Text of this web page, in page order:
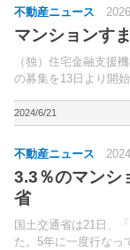
不動産ニュース
マンションす
（独）住宅金融支援
の募集を13日より開
構が発行する債券。
2024/6/21
不動産ニュース
3.3％のマンシ
省
国土交通省は21日、
た。5年に一度行なっ